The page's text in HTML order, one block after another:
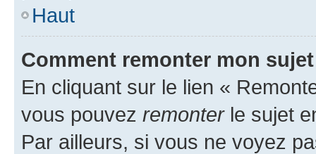
Haut
Comment remonter mon
En cliquant sur le lien «
vous pouvez remonterle sujet
Par ailleurs, si vous ne voyez